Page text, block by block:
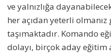
ve yalnızlığa
her açıdan yeterli
taşımaktadır. Komando
dolayı, birçok aday eğitim